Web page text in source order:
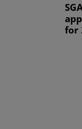
for